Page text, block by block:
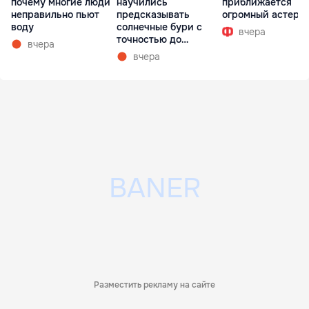
неправильно пьют
воду
вчера
предсказывать
солнечные бури с
точностью до
получаса
вчера
огромный
вчера
Разместить рекламу на сайте